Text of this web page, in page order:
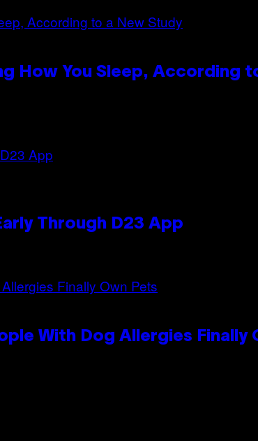
How You Sleep, According
Through D23 App
With Dog Allergies Finally